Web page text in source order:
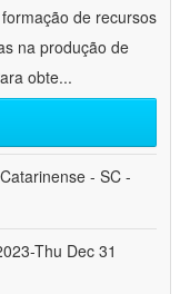
de recursos
na produção de
obte...
- SC -
Thu Dec 31